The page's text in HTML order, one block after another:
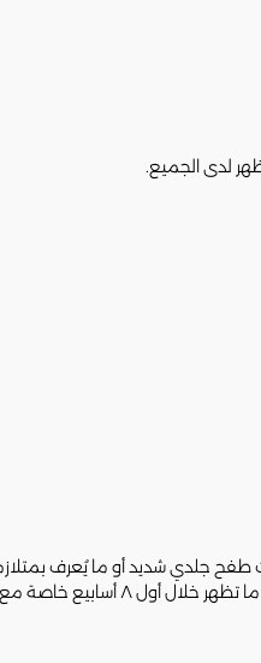
لدى الجميع.